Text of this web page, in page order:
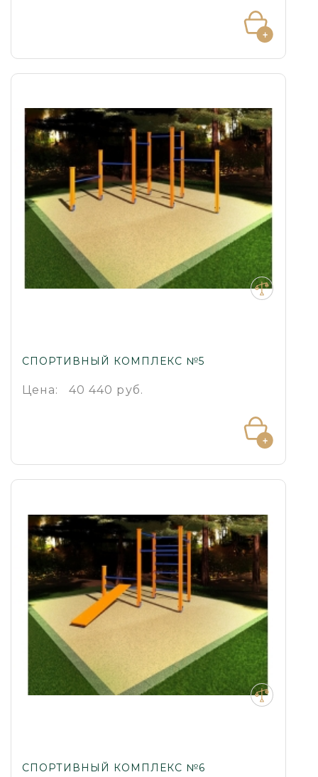
СПОРТИВНЫЙ КОМПЛЕКС №5
Цена: 40 440 руб.
СПОРТИВНЫЙ КОМПЛЕКС №6